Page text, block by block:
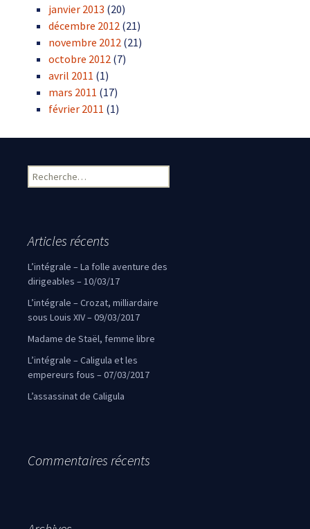
janvier 2013 (20)
décembre 2012 (21)
novembre 2012 (21)
octobre 2012 (7)
avril 2011 (1)
mars 2011 (17)
février 2011 (1)
Rechercher :
Articles récents
L’intégrale – La folle aventure des
dirigeables – 10/03/17
L’intégrale – Crozat, milliardaire
sous Louis XIV – 09/03/2017
Madame de Staël, femme libre
L’intégrale – Caligula et les
empereurs fous – 07/03/2017
L’assassinat de Caligula
Commentaires récents